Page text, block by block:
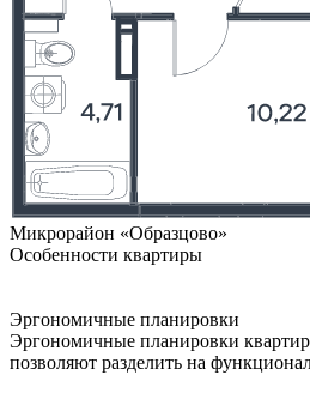
Микрорайон «Образцово»
Особенности квартиры
Эргономичные планировки
Эргономичные планировки
позволяют разделить на